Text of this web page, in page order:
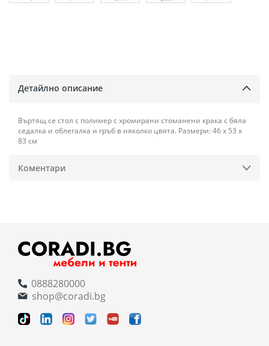
Детайлно описание
Въртящ се стол с полимер с хромирани стоманени крака с бяла
седалка и облегалка и гръб в няколко цвята. Размери: 46 х 53 х
83 см
Коментари
0888280000
shop@coradi.bg